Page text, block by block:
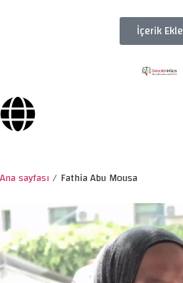
İçerik Ekle
Ana sayfası/ Fathia Abu Mousa